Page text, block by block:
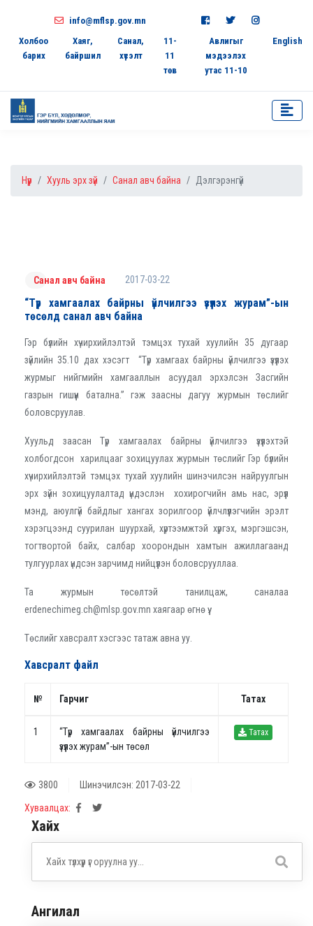
info@mflsp.gov.mn
Холбоо
барих
Хаяг,
байршил
Санал,
хүсэлт
11-
11
төв
Авлигыг
мэдээлэх
утас 11-10
English
Нүүр Хууль эрх зүй Санал авч байна Дэлгэрэнгүй
Санал авч байна 2017-03-22
“Түр хамгаалах байрны үйлчилгээ үзүүлэх журам”-ын
төсөлд санал авч байна
Гэр бүлийн хүчирхийлэлтэй тэмцэх тухай хуулийн 35 дугаар
зүйлийн 35.10 дах хэсэгт “Түр хамгаах байрны үйлчилгээ үзүүлэх
журмыг нийгмийн хамгааллын асуудал эрхэлсэн Засгийн
газрын гишүүн батална.” гэж заасны дагуу журмын төслийг
боловсруулав.
Хуульд заасан Түр хамгаалах байрны үйлчилгээ үзүүлэхтэй
холбогдсон харилцааг зохицуулах журмын төслийг Гэр бүлийн
хүчирхийлэлтэй тэмцэх тухай хуулийн шинэчилсэн найруулгын
эрх зүйн зохицуулалтад үндэслэн хохирогчийн амь нас, эрүүл
мэнд, аюулгүй байдлыг хангах зорилгоор үйлчлүүлэгчийн эрэлт
хэрэгцээнд суурилан шуурхай, хүртээмжтэй хүргэх, мэргэшсэн,
тогтвортой байх, салбар хоорондын хамтын ажиллагаанд
тулгуурлах үндсэн зарчимд нийцүүлэн боловсрууллаа.
Та журмын төсөлтэй танилцаж, саналаа
erdenechimeg.ch@mlsp.gov.mn хаягаар өгнө үү.
Төслийг хавсралт хэсгээс татаж авна уу.
Хавсралт файл
№ Гарчиг Татах
1
“Түр хамгаалах байрны үйлчилгээ
үзүүлэх журам”-ын төсөл
Татах
3800 Шинэчилсэн: 2017-03-22
Хуваалцах:
Хайх
Ангилал